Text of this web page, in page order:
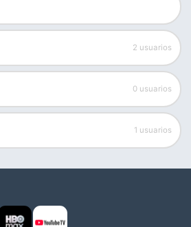
2 usuarios
0 usuarios
1 usuarios